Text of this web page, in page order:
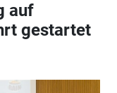
auf
gestartet